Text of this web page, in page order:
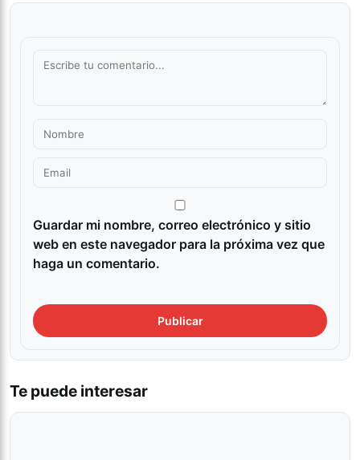
Guardar mi nombre, correo electrónico y sitio
web en este navegador para la próxima vez que
haga un comentario.
Te puede interesar